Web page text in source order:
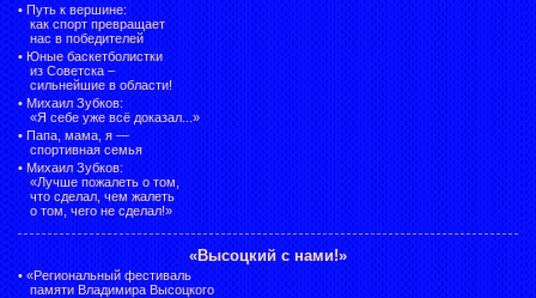
• Путь к вершине:
как спорт превращает
нас в победителей
• Юные баскетболистки
из Советска –
сильнейшие в области!
• Михаил Зубков:
«Я себе уже всё доказал...»
• Папа, мама, я —
спортивная семья
• Михаил Зубков:
«Лучше пожалеть о том,
что сделал, чем жалеть
о том, чего не сделал!»
«Высоцкий с нами!»
• «Региональный фестиваль
памяти Владимира Высоцкого